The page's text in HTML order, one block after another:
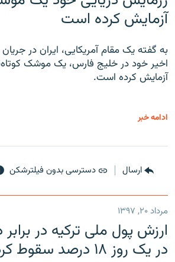
آزمایش کرده است
به گفته یک مقام آمریکایی، ایران در
اخیر خود در خلیج فارس، یک موشک
آزمایش کرده است.
ادامه خبر
ارسال دسترسی بدون فیلترشکن
مرداد ۲۰, ۱۳۹۷
ارزش پول ملی ترکیه در برابر
در یک روز ۱۸ درصد سقوط کرد